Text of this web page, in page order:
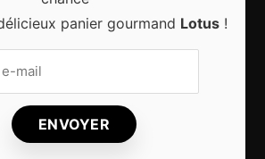
vous arrivent en prenant l’avion
panier gourmand Lotus !